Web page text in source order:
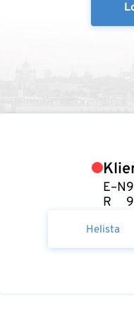
E–N
R
Helista